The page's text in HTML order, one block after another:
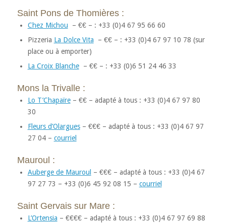
Saint Pons de Thomières :
Chez Michou – €€ – : +33 (0)4 67 95 66 60
Pizzeria La Dolce Vita – €€ – : +33 (0)4 67 97 10 78 (sur
place ou à emporter)
La Croix Blanche– €€ – : +33 (0)6 51 24 46 33
Mons la Trivalle :
Lo T’Chapaïre– €€ – adapté à tous : +33 (0)4 67 97 80
30
Fleurs d’Olargues– €€€ – adapté à tous : +33 (0)4 67 97
27 04 – courriel
Mauroul :
Auberge de Mauroul – €€€ – adapté à tous : +33 (0)4 67
97 27 73 – +33 (0)6 45 92 08 15 – courriel
Saint Gervais sur Mare :
L’Ortensia – €€€€ – adapté à tous : +33 (0)4 67 97 69 88